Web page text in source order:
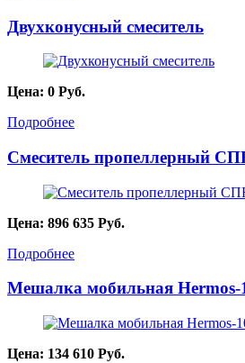
Двухконусный смеситель
Цена: 0 Руб.
Подробнее
Смеситель пропеллерный
Цена: 896 635 Руб.
Подробнее
Мешалка мобильная Hermos-
Цена: 134 610 Руб.